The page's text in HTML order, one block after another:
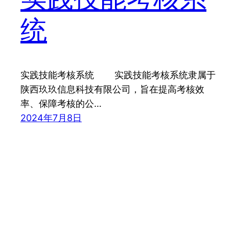
统
实践技能考核系统 实践技能考核系统隶属于
陕西玖玖信息科技有限公司，旨在提高考核效
率、保障考核的公…
2024年7月8日